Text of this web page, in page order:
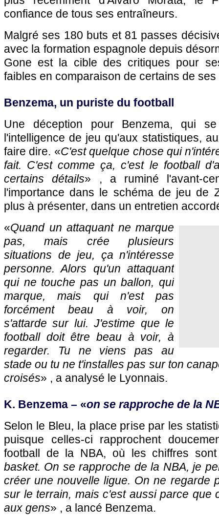
confiance de tous ses entraîneurs.
Malgré ses 180 buts et 81 passes
avec la formation espagnole depuis
Gone est la cible des critiques pour
faibles en comparaison de certains de
Benzema, un puriste du football
Une déception pour Benzema, qui
l'intelligence de jeu qu'aux statistiques,
faire dire. «C'est quelque chose qui
fait. C'est comme ça, c'est le football
certains détails» , a ruminé l'avant-
l'importance dans le schéma de jeu de
plus à présenter, dans un entretien
«Quand un attaquant ne marque
pas, mais crée plusieurs
situations de jeu, ça n'intéresse
personne. Alors qu'un attaquant
qui ne touche pas un ballon, qui
marque, mais qui n'est pas
forcément beau à voir, on
s'attarde sur lui. J'estime que le
football doit être beau à voir, à
regarder. Tu ne viens pas au
stade ou tu ne t'installes pas sur ton
croisés» , a analysé le Lyonnais.
K. Benzema – «on se rapproche de la
Selon le Bleu, la place prise par les
puisque celles-ci rapprochent
football de la NBA, où les chiffres
basket. On se rapproche de la NBA, je
créer une nouvelle ligue. On ne regarde
sur le terrain, mais c'est aussi parce que
aux gens» , a lancé Benzema.